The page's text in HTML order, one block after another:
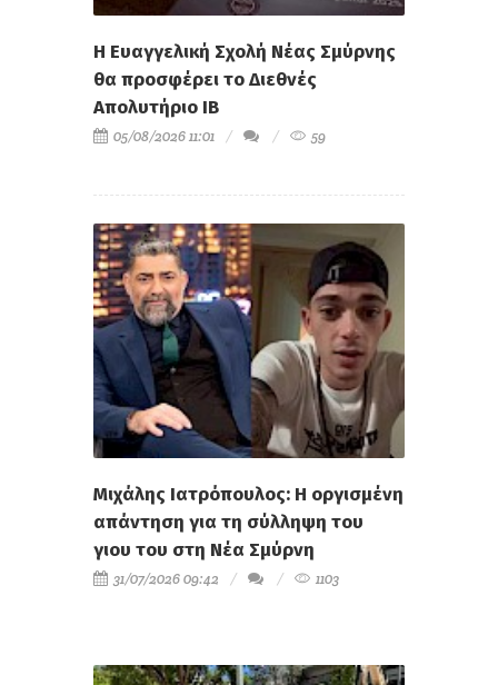
Η Ευαγγελική Σχολή Νέας Σμύρνης
θα προσφέρει το Διεθνές
Απολυτήριο IB
05/08/2026 11:01 59
Μιχάλης Ιατρόπουλος: Η οργισμένη
απάντηση για τη σύλληψη του
γιου του στη Νέα Σμύρνη
31/07/2026 09:42 1103